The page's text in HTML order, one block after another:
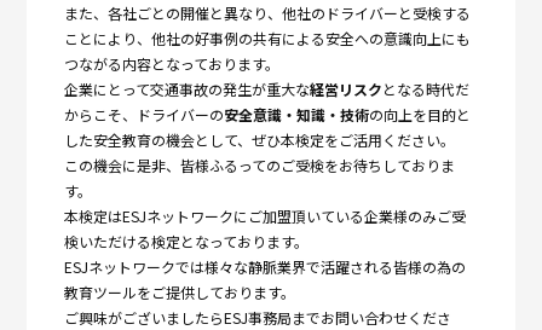
また、各社ごとの開催と異なり、 他社のドライバーと受検する
ことにより、 他社の好事例の共有による安全への意識向上にも
つながる内容となっております。
企業にとって交通事故の発生が重大な経営リスクとなる時代だ
からこそ、ドライバーの安全意識・知識・技術の向上を目的と
した安全教育の機会として、ぜひ本検定をご活用ください。
この機会に是非、皆様ふるってのご受検をお待ちしておりま
す。
本検定はESJネットワークにご加盟頂いている企業様のみご受
検いただける検定となっております。
ESJネットワークでは様々な静脈業界で活躍される皆様の為の
教育ツールをご提供しております。
ご興味がございましたらESJ事務局までお問い合わせくださ